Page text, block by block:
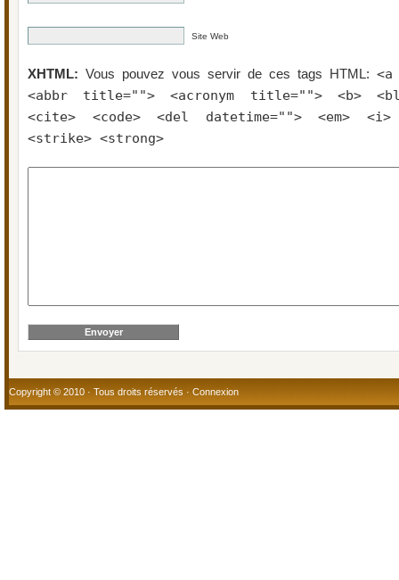
Site Web
XHTML: Vous pouvez vous servir de ces tags HTML:
<abbr title=""> <acronym title=""> <b>
<cite> <code> <del datetime=""> <em>
<strike> <strong>
Copyright © 2010 · Tous droits réservés · Connexion